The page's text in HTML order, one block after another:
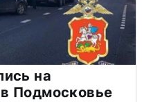
на
Подмосковье